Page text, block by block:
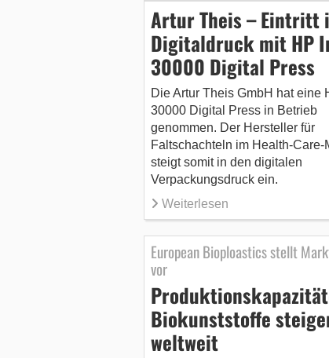
Artur Theis – Eintritt
Digitaldruck mit HP
30000 Digital Press
Die Artur Theis GmbH hat eine
30000 Digital Press in Betrieb
genommen. Der Hersteller für
Faltschachteln im Health-Care-
steigt somit in den digitalen
Verpackungsdruck ein.
Weiterlesen
European Bioploastics stellt
vor
Biokunststoffe
weltweit